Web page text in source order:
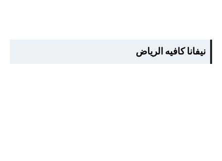
نيفانا كافيه الرياض